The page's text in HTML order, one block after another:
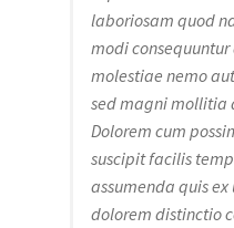
laboriosam quod
modi consequuntur
molestiae nemo
sed magni mollitia
Dolorem cum
suscipit facilis
assumenda quis
dolorem distinctio